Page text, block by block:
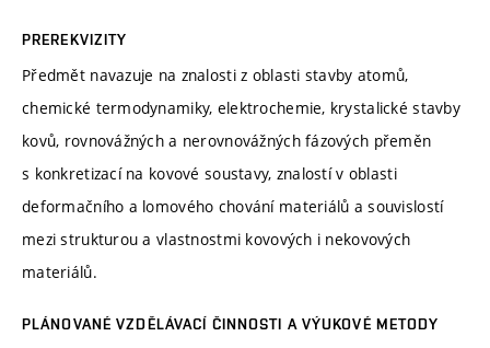
PREREKVIZITY
Předmět navazuje na znalosti z oblasti stavby atomů,
chemické termodynamiky, elektrochemie, krystalické stavby
kovů, rovnovážných a nerovnovážných fázových přeměn
s konkretizací na kovové soustavy, znalostí v oblasti
deformačního a lomového chování materiálů a souvislostí
mezi strukturou a vlastnostmi kovových i nekovových
materiálů.
PLÁNOVANÉ VZDĚLÁVACÍ ČINNOSTI A VÝUKOVÉ METODY